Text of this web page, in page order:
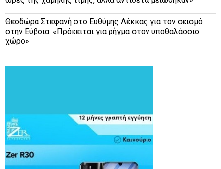
Θεοδώρα Στεφανή στο Ευθύμης Λέκκας για τον σεισμό
στην Εύβοια: «Πρόκειται για ρήγμα στον υποθαλάσσιο
χώρο»